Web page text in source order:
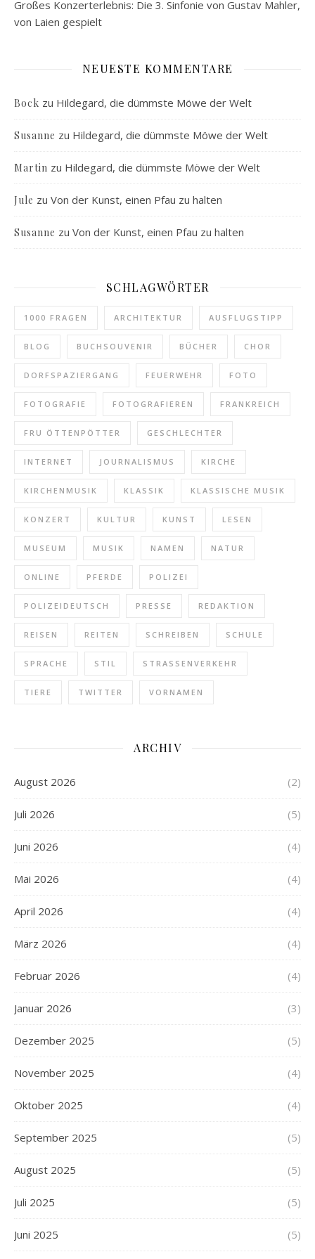
Großes Konzerterlebnis: Die 3. Sinfonie von Gustav Mahler,
von Laien gespielt
NEUESTE KOMMENTARE
Bock zu Hildegard, die dümmste Möwe der Welt
Susanne zu Hildegard, die dümmste Möwe der Welt
Martin zu Hildegard, die dümmste Möwe der Welt
Jule zu Von der Kunst, einen Pfau zu halten
Susanne zu Von der Kunst, einen Pfau zu halten
SCHLAGWÖRTER
1000 FRAGEN ARCHITEKTUR AUSFLUGSTIPP
BLOG BUCHSOUVENIR BÜCHER CHOR
DORFSPAZIERGANG FEUERWEHR FOTO
FOTOGRAFIE FOTOGRAFIEREN FRANKREICH
FRU ÖTTENPÖTTER GESCHLECHTER
INTERNET JOURNALISMUS KIRCHE
KIRCHENMUSIK KLASSIK KLASSISCHE MUSIK
KONZERT KULTUR KUNST LESEN
MUSEUM MUSIK NAMEN NATUR
ONLINE PFERDE POLIZEI
POLIZEIDEUTSCH PRESSE REDAKTION
REISEN REITEN SCHREIBEN SCHULE
SPRACHE STIL STRASSENVERKEHR
TIERE TWITTER VORNAMEN
ARCHIV
August 2026 (2)
Juli 2026 (5)
Juni 2026 (4)
Mai 2026 (4)
April 2026 (4)
März 2026 (4)
Februar 2026 (4)
Januar 2026 (3)
Dezember 2025 (5)
November 2025 (4)
Oktober 2025 (4)
September 2025 (5)
August 2025 (5)
Juli 2025 (5)
Juni 2025 (5)